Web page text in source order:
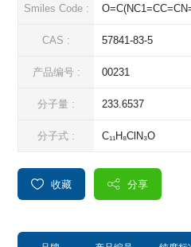
Smiles Code :
CAS : 57841-83-5
产品编号 : 00231
分子量 : 233.6537
分子式 : C₁₁H₈ClN₃O
收藏 分享